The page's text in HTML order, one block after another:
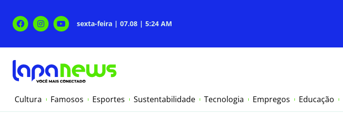
sexta-feira | 07.08 | 5:24 AM
Cultura Famosos Esportes Sustentabilidade Tecnologia Empregos Educação